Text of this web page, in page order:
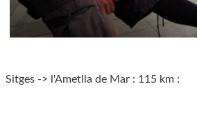
Sitges -> l'Ametlla de Mar : 115 km :